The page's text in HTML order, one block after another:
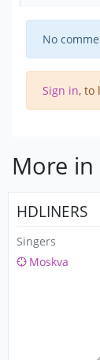
No
Sign in, to
More
HDLINERS
Singers
Moskva